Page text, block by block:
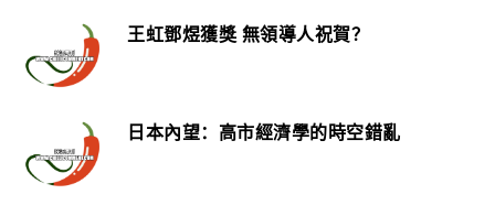
王虹鄧煜獲獎 無領導人祝賀？
日本內望：高市經濟學的時空錯亂